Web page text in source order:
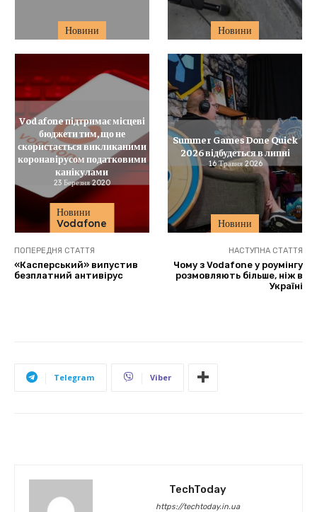
Новини Новини
Новини
Vodafone
Vodafone підтримає місцеві
бюджети тим, що не
скористається викликаними
коронавірусом податковими
канікулами
23 Березня 2020
Новини
Summer Games Done Quick
2026 відбудеться в липні
16 Травня 2026
ПОПЕРЕДНЯ СТАТТЯ
«Касперський» випустив
безплатний антивірус
НАСТУПНА СТАТТЯ
Чому з Vodafone у роумінгу
розмовляють більше, ніж в
Україні
Telegram Viber
TechToday
https://techtoday.in.ua